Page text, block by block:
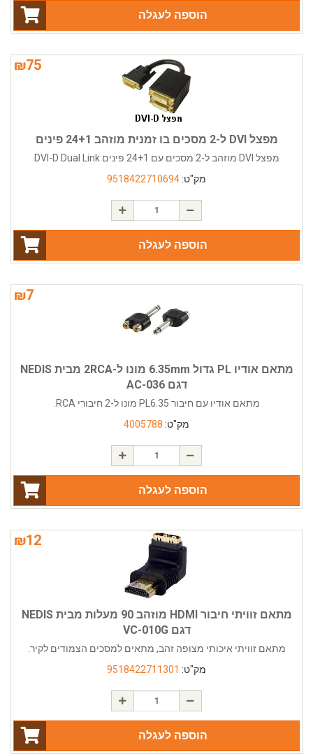
הוספה לעגלה
₪75
מפצל DVI ל-2 מסכים בו זמנית מוזהב 24+1 פינים
מפצל DVI מוזהב ל-2 מסכים עם 24+1 פינים DVI-D Dual Link
מק"ט: 9518422710694
הוספה לעגלה
₪7
מתאם אודיו PL גדול 6.35mm מונו ל-2RCA מבית NEDIS
דגם AC-036
מתאם אודיו עם חיבור PL6.35 מונו ל-2 חיבורי RCA.
מק"ט: 4005788
הוספה לעגלה
₪12
מתאם זוויתי חיבור HDMI מוזהב 90 מעלות מבית NEDIS
דגם VC-010G
מתאם זוויתי איכותי מצופה זהב, מתאים למסכים הצמודים לקיר.
מק"ט: 9518422711301
הוספה לעגלה